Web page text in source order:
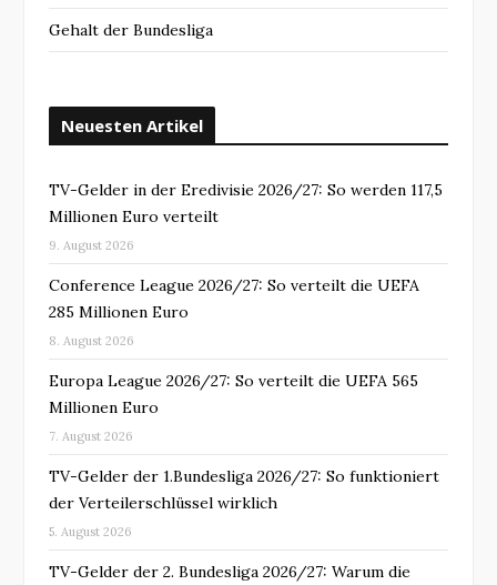
Gehalt der Bundesliga
Neuesten Artikel
TV-Gelder in der Eredivisie 2026/27: So werden 117,5
Millionen Euro verteilt
9. August 2026
Conference League 2026/27: So verteilt die UEFA
285 Millionen Euro
8. August 2026
Europa League 2026/27: So verteilt die UEFA 565
Millionen Euro
7. August 2026
TV-Gelder der 1.Bundesliga 2026/27: So funktioniert
der Verteilerschlüssel wirklich
5. August 2026
TV-Gelder der 2. Bundesliga 2026/27: Warum die